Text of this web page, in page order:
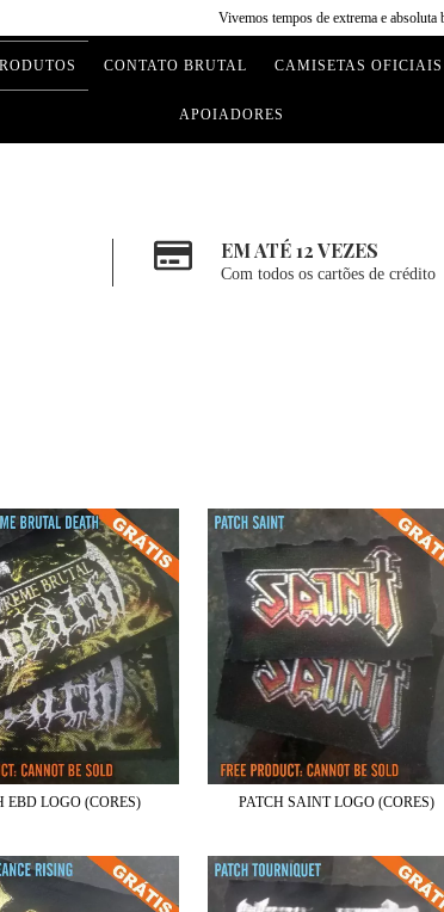
Vivemos tempos de extrema e absoluta
CONTATO BRUTAL CAMISETAS OFICIAIS
APOIADORES
EM ATÉ 12 VEZES
Com todos os cartões de crédito
EBD LOGO (CORES) PATCH SAINT LOGO (CORES)